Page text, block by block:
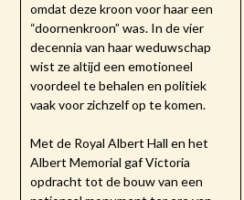
omdat deze kroon voor haar een
“doornenkroon” was. In de vier
decennia van haar weduwschap
wist ze altijd een emotioneel
voordeel te behalen en politiek
vaak voor zichzelf op te komen.
Met de Royal Albert Hall en het
Albert Memorial gaf Victoria
opdracht tot de bouw van een